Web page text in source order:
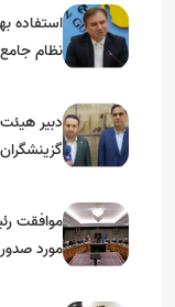
استفاده
نظام
دبیر
موافقت
مورد